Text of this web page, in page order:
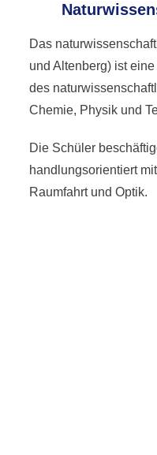
Das
und Altenberg) ist
des
Chemie, Physik und
Die Schüler
handlungsorientiert
Raumfahrt und Optik.